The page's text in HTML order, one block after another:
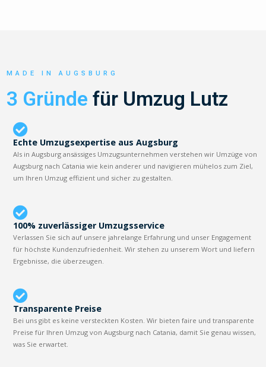
MADE IN AUGSBURG
3 Gründe für Umzug Lutz
Echte Umzugsexpertise aus Augsburg
Als in Augsburg ansässiges Umzugsunternehmen verstehen wir Umzüge von
Augsburg nach Catania wie kein anderer und navigieren mühelos zum Ziel,
um Ihren Umzug effizient und sicher zu gestalten.
100% zuverlässiger Umzugsservice
Verlassen Sie sich auf unsere jahrelange Erfahrung und unser Engagement
für höchste Kundenzufriedenheit. Wir stehen zu unserem Wort und liefern
Ergebnisse, die überzeugen.
Transparente Preise
Bei uns gibt es keine versteckten Kosten. Wir bieten faire und transparente
Preise für Ihren Umzug von Augsburg nach Catania, damit Sie genau wissen,
was Sie erwartet.